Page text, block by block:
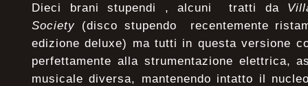
Dieci brani stupendi , alcuni tratti da
Society (disco stupendo recentemente
edizione deluxe) ma tutti in questa versione
perfettamente alla strumentazione elettrica,
musicale diversa, mantenendo intatto il